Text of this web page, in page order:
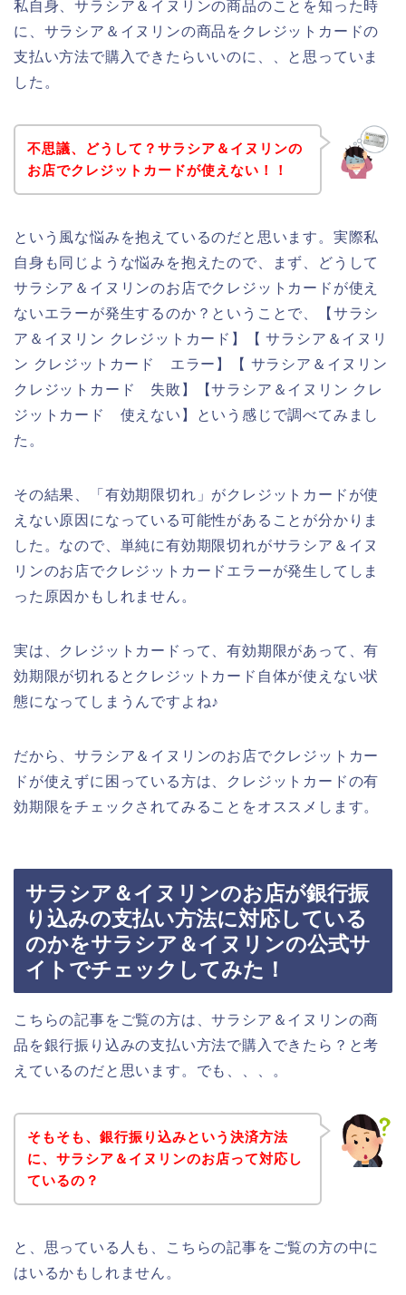
私自身、サラシア＆イヌリンの商品のことを知った時
に、サラシア＆イヌリンの商品をクレジットカードの
支払い方法で購入できたらいいのに、、と思っていま
した。
不思議、どうして？サラシア＆イヌリンの
お店でクレジットカードが使えない！！
という風な悩みを抱えているのだと思います。実際私
自身も同じような悩みを抱えたので、まず、どうして
サラシア＆イヌリンのお店でクレジットカードが使え
ないエラーが発生するのか？ということで、【サラシ
ア＆イヌリン クレジットカード】【 サラシア＆イヌリ
ン クレジットカード エラー】【 サラシア＆イヌリン
クレジットカード 失敗】【サラシア＆イヌリン クレ
ジットカード 使えない】という感じで調べてみまし
た。
その結果、「有効期限切れ」がクレジットカードが使
えない原因になっている可能性があることが分かりま
した。なので、単純に有効期限切れがサラシア＆イヌ
リンのお店でクレジットカードエラーが発生してしま
った原因かもしれません。
実は、クレジットカードって、有効期限があって、有
効期限が切れるとクレジットカード自体が使えない状
態になってしまうんですよね♪
だから、サラシア＆イヌリンのお店でクレジットカー
ドが使えずに困っている方は、クレジットカードの有
効期限をチェックされてみることをオススメします。
サラシア＆イヌリンのお店が銀行振
り込みの支払い方法に対応している
のかをサラシア＆イヌリンの公式サ
イトでチェックしてみた！
こちらの記事をご覧の方は、サラシア＆イヌリンの商
品を銀行振り込みの支払い方法で購入できたら？と考
えているのだと思います。でも、、、。
そもそも、銀行振り込みという決済方法
に、サラシア＆イヌリンのお店って対応し
ているの？
と、思っている人も、こちらの記事をご覧の方の中に
はいるかもしれません。